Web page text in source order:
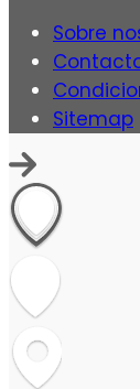
Sobre
Sitemap